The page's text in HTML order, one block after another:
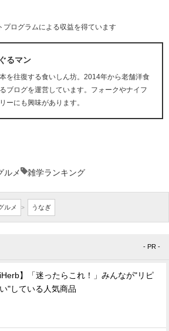
ログラムによる収益を得ています
るマン
を往復する食いしん坊。2014年から老舗洋食
ブログを運営しています。フォークやナイフ
ーにも興味があります。
ルメ 雑学ランキング
ルメ > うなぎ
- PR -
iHerb】「迷ったらこれ！」みんなが"リピ
"している人気商品